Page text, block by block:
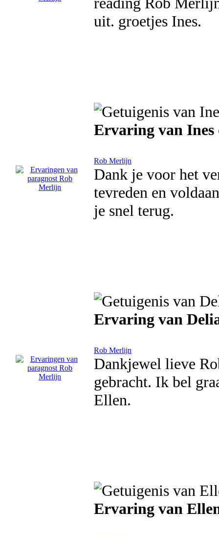
uit. groetjes Ines.
Ervaring van Ines
Rob Merlijn
Dank je voor het
tevreden en
je snel terug.
Ervaring van
Rob Merlijn
Dankjewel lieve
gebracht. Ik bel
Ellen.
Ervaring van